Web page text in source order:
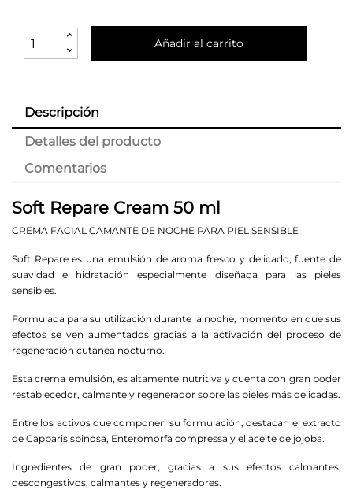
Añadir al carrito
Descripción
Detalles del producto
Comentarios
Soft Repare Cream 50 ml
CREMA FACIAL CAMANTE DE NOCHE PARA PIEL SENSIBLE
Soft Repare es una emulsión de aroma fresco y delicado, fuente de
suavidad e hidratación especialmente diseñada para las pieles
sensibles.
Formulada para su utilización durante la noche, momento en que sus
efectos se ven aumentados gracias a la activación del proceso de
regeneración cutánea nocturno.
Esta crema emulsión, es altamente nutritiva y cuenta con gran poder
restablecedor, calmante y regenerador sobre las pieles más delicadas.
Entre los activos que componen su formulación, destacan el extracto
de Capparis spinosa, Enteromorfa compressa y el aceite de jojoba.
Ingredientes de gran poder, gracias a sus efectos calmantes,
descongestivos, calmantes y regeneradores.